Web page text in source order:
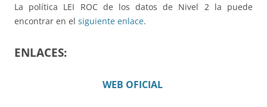
La política LEI ROC de los datos de Nivel 2 la puede
encontrar en el siguiente enlace.
ENLACES:
WEB OFICIAL